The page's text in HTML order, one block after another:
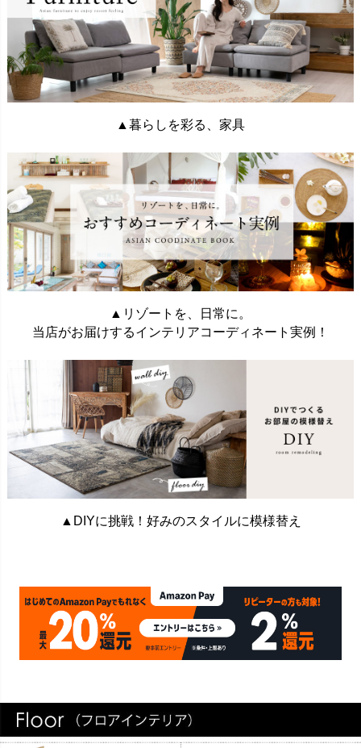
▲暮らしを彩る、家具
▲リゾートを、日常に。
当店がお届けするインテリアコーディネート実例！
▲DIYに挑戦！好みのスタイルに模様替え